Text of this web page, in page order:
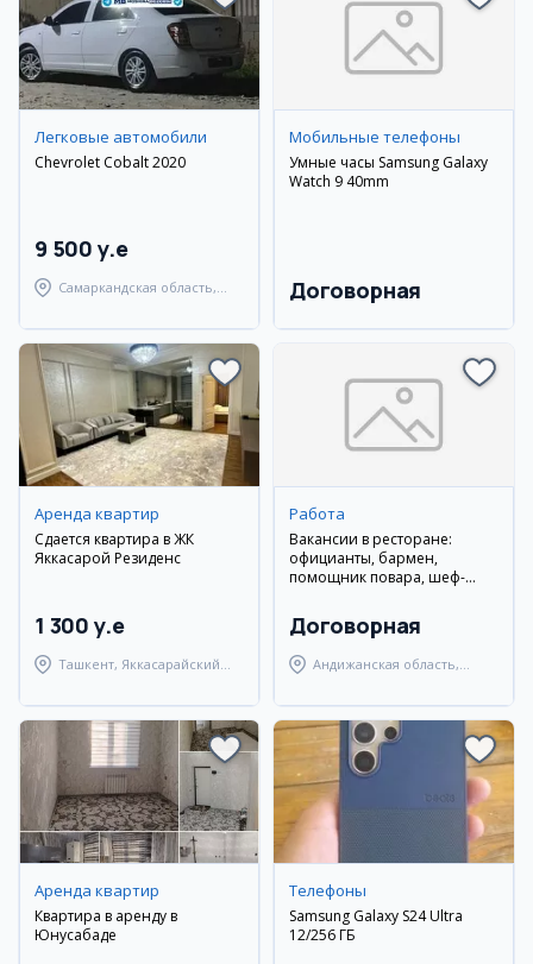
Легковые автомобили
Chevrolet Cobalt 2020
9 500 y.e
Самаркандская область,
Мобильные телефоны
Умные часы Samsung Galaxy
Watch 9 40mm
Договорная
Аренда квартир
Сдается квартира в ЖК
Яккасарой Резиденс
1 300 y.e
Ташкент, Яккасарайский
Работа
Вакансии в ресторане:
официанты, бармен,
помощник повара, шеф-
Договорная
Андижанская область,
Аренда квартир
Квартира в аренду в
Юнусабаде
Телефоны
Samsung Galaxy S24 Ultra
12/256 ГБ